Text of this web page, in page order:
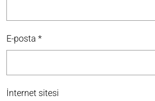
E-posta *
İnternet sitesi